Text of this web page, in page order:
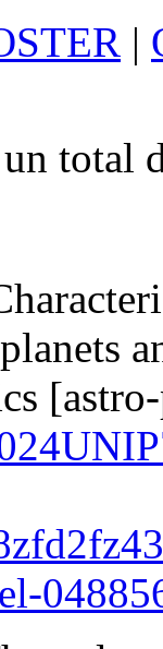
|
total